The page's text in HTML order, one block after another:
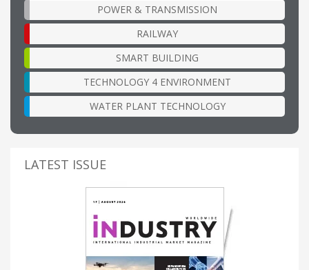
POWER & TRANSMISSION
RAILWAY
SMART BUILDING
TECHNOLOGY 4 ENVIRONMENT
WATER PLANT TECHNOLOGY
LATEST ISSUE